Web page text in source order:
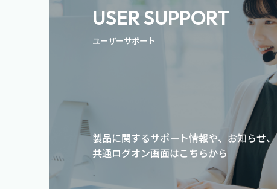
USER SUPPORT
ユーザーサポート
製品に関するサポート情報や、お知らせ、
共通ログオン画面はこちらから